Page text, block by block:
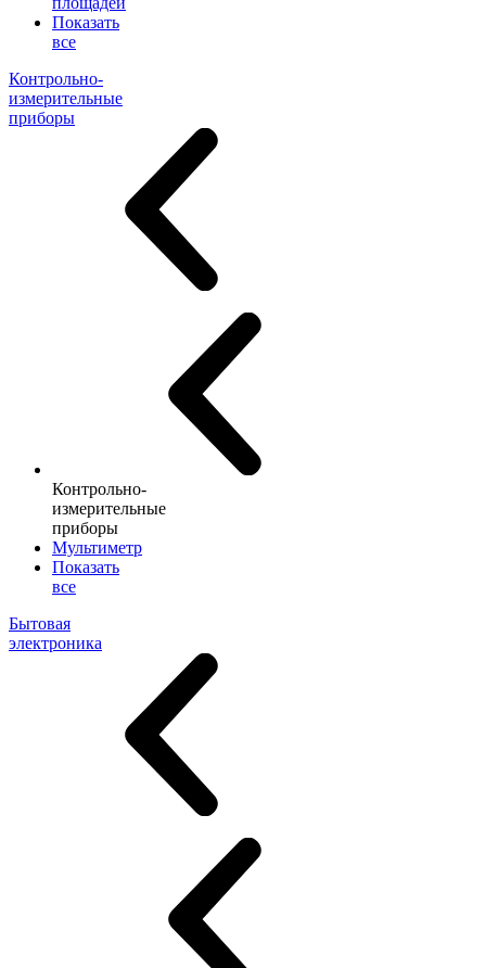
Показать
все
Контрольно-
измерительные
приборы
Контрольно-
измерительные
приборы
Мультиметр
Показать
все
Бытовая
электроника